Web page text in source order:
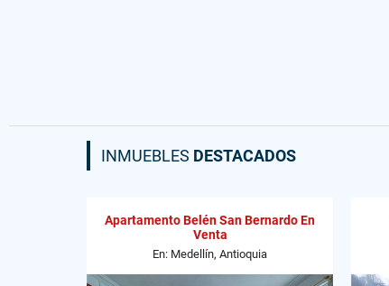
INMUEBLES DESTACADOS
Apartamento Belén San Bernardo En
Venta
En: Medellín, Antioquia